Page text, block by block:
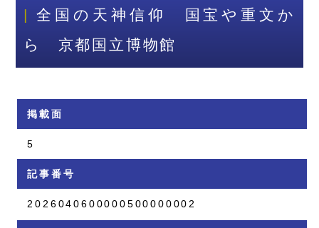
全国の天神信仰 国宝や重文か
ら 京都国立博物館
掲載面
5
記事番号
2026040600000500000002